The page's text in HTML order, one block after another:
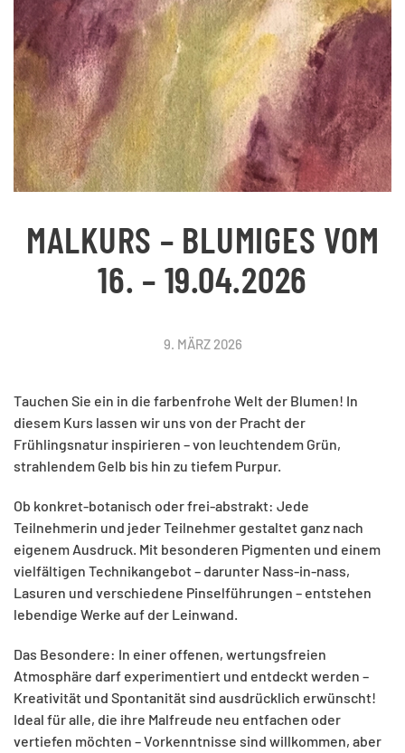
MALKURS – BLUMIGES VOM
16. – 19.04.2026
9. MÄRZ 2026
Tauchen Sie ein in die farbenfrohe Welt der Blumen! In
diesem Kurs lassen wir uns von der Pracht der
Frühlingsnatur inspirieren – von leuchtendem Grün,
strahlendem Gelb bis hin zu tiefem Purpur.
Ob konkret-botanisch oder frei-abstrakt: Jede
Teilnehmerin und jeder Teilnehmer gestaltet ganz nach
eigenem Ausdruck. Mit besonderen Pigmenten und einem
vielfältigen Technikangebot – darunter Nass-in-nass,
Lasuren und verschiedene Pinselführungen – entstehen
lebendige Werke auf der Leinwand.
Das Besondere: In einer offenen, wertungsfreien
Atmosphäre darf experimentiert und entdeckt werden –
Kreativität und Spontanität sind ausdrücklich erwünscht!
Ideal für alle, die ihre Malfreude neu entfachen oder
vertiefen möchten – Vorkenntnisse sind willkommen, aber